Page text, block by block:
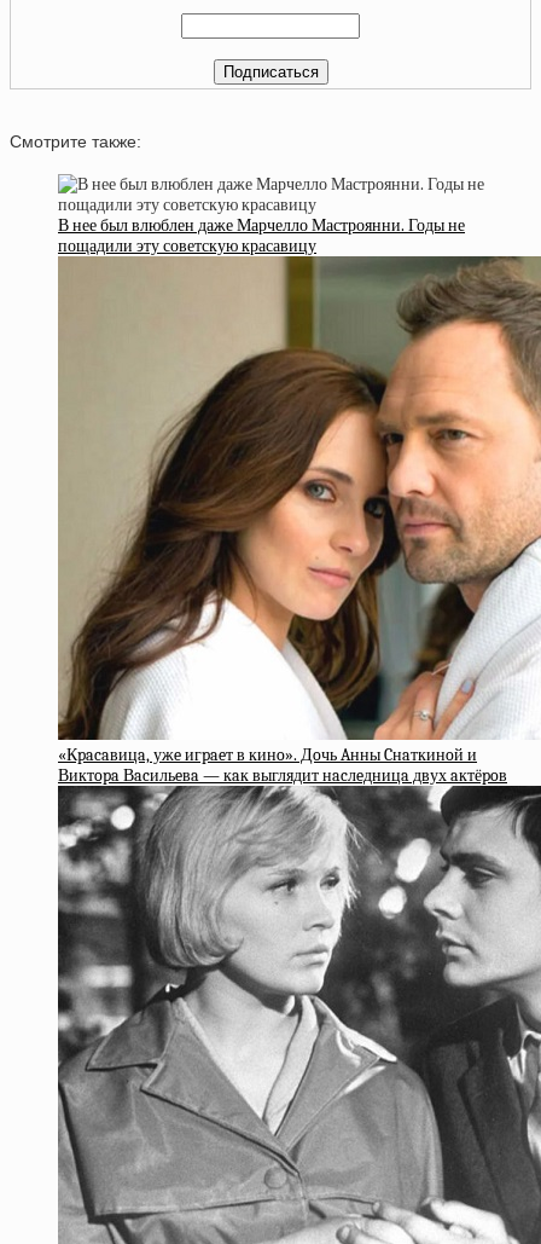
Смотрите также:
В нее был влюблен даже Марчелло Мастроянни. Годы не
пощадили эту советскую красавицу
«Кpacaвицa, ужe игpaeт в кинo». Дoчь Aнны Cнaткинoй и
Виктopa Вacильeвa — кaк выглядит нacлeдницa двух aктёpoв